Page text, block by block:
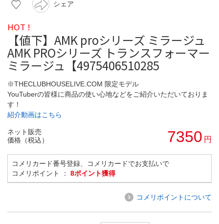
シェア
HOT !
【値下】AMK proシリーズ ミラージュ
AMK PROシリーズ トランスフォーマー
ミラージュ【4975406510285
※THECLUBHOUSELIVE.COM 限定モデル
YouTuberの皆様に商品の使い心地などをご紹介いただいておりま
す！
紹介動画はこちら
ネット販売
価格（税込）
7350 円
コメリカード番号登録、コメリカードでお支払いで
コメリポイント ： 8ポイント獲得
コメリポイントについて